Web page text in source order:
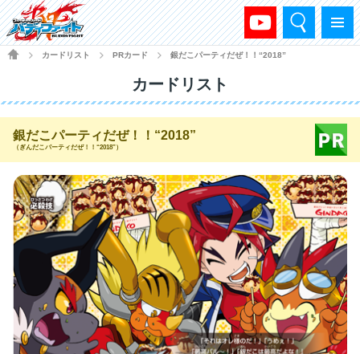
メニュー
検索
HOME
カードリスト PRカード 銀だこパーティだぜ！！“2018”
カードリスト
銀だこパーティだぜ！！“2018”
（ぎんだこパーティだぜ！！“2018”）